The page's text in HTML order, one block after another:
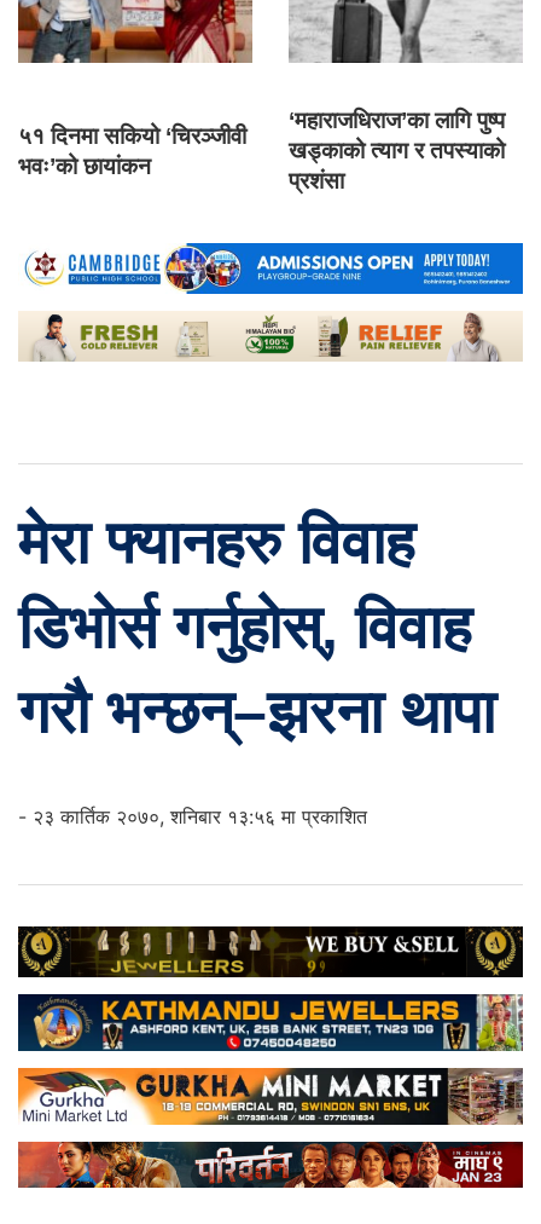
५१ दिनमा सकियो ‘चिरञ्जीवी
भवः’को छायांकन
‘महाराजधिराज’का लागि पुष्प
खड्काको त्याग र तपस्याको
प्रशंसा
मेरा फ्यानहरु विवाह
डिभोर्स गर्नुहोस्, विवाह
गरौ भन्छन्–झरना थापा
- २३ कार्तिक २०७०, शनिबार १३:५६ मा प्रकाशित